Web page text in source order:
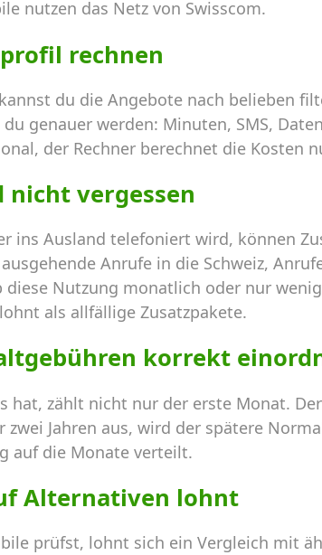
nutzen das Netz von Swisscom.
rechnen
du die Angebote nach belieben
genauer werden: Minuten, SMS,
der Rechner berechnet die
nicht vergessen
ins Ausland telefoniert wird, können
Anrufe in die Schweiz,
Nutzung monatlich oder nur
als allfällige Zusatzpakete.
korrekt
hat, zählt nicht nur der erste Monat.
zwei Jahren aus, wird der spätere
auf die Monate verteilt.
Alternativen lohnt
prüfst, lohnt sich ein Vergleich mit